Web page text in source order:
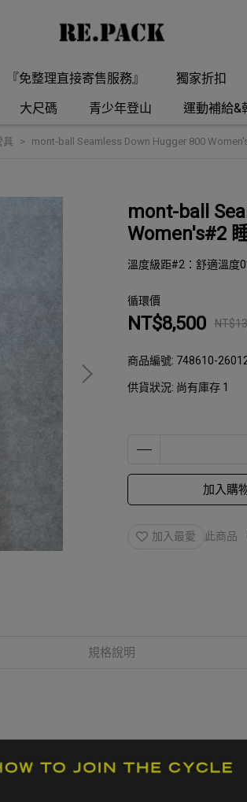
『免整理直接寄售服務』 獨家折扣
大尺碼 青少年登山 運動補給&
具 mont-ball Seamless Down Hugger 800
mont-ball
Women's#2
溫度級距#2：舒適溫
循環價
NT$8,500
商品編號: 748610-
供貨狀況: 尚有庫存 1
加入購
加入最愛 此商品
規格說明